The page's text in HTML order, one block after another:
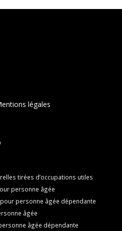
légales
tirées d’occupations utiles
personne âgée
pour personne âgée dépendante
âgée
âgée dépendante